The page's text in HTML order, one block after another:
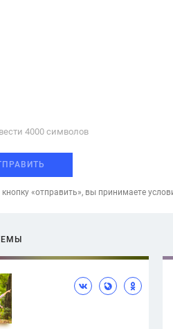
4000 cимволов
«отправить», вы принимаете